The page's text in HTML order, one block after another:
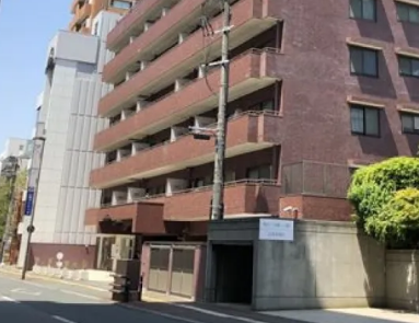
【京都】スカイノブレ京都四条
大宮407号室
エスリード心斎橋ラグジェ